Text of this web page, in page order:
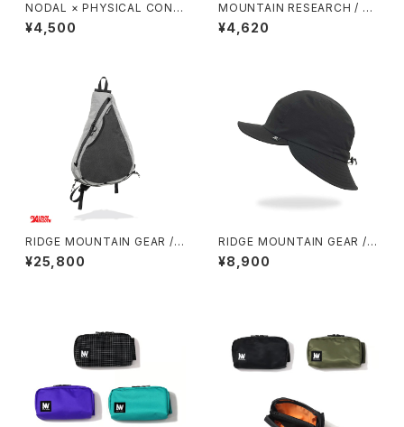
NODAL × PHYSICAL CONT
MPRY.
¥4,500
MOUNTAIN RESEARCH / TI
E DYE TABI
¥4,620
RIDGE MOUNTAIN GEAR / S
ASH PACK
¥25,800
RIDGE MOUNTAIN GEAR / S
HADE CAP
¥8,900